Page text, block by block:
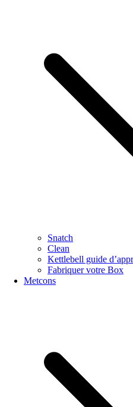
Snatch
Clean
Kettlebell guide
Fabriquer votre Box
Metcons